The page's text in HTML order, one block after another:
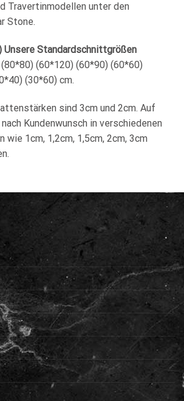
Travertinmodellen unter den
Stone.
Standardschnittgrößen
(60*120) (60*90) (60*60)
(30*60) cm.
sind 3cm und 2cm. Auf
Kundenwunsch in verschiedenen
wie 1cm, 1,2cm, 1,5cm, 2cm, 3cm